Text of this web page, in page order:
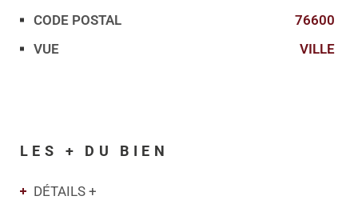
CODE POSTAL
76600
VUE
VILLE
LES + DU BIEN
DÉTAILS +